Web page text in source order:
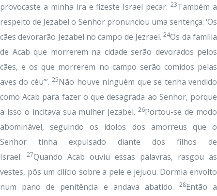
provocaste a minha ira e fizeste Israel pecar.23Também a
respeito de Jezabel o Senhor pronunciou uma sentença: ‘Os
cães devorarão Jezabel no campo de Jezrael.24Os da família
de Acab que morrerem na cidade serão devorados pelos
cães, e os que morrerem no campo serão comidos pelas
aves do céu’”.25Não houve ninguém que se tenha vendido
como Acab para fazer o que desagrada ao Senhor, porque
a isso o incitava sua mulher Jezabel.26Portou-se de modo
abominável, seguindo os ídolos dos amorreus que o
Senhor tinha expulsado diante dos filhos de
Israel.
27Quando Acab ouviu essas palavras, rasgou as
vestes, pôs um cilício sobre a pele e jejuou. Dormia envolto
num pano de penitência e andava abatido.
28Então a